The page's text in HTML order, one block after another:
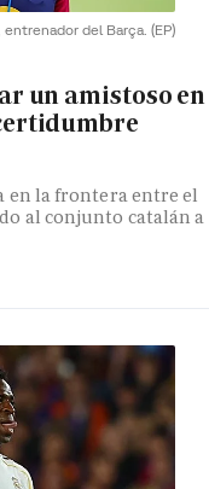
entrenador del Barça. (EP)
un amistoso en
en la frontera entre el
al conjunto catalán a